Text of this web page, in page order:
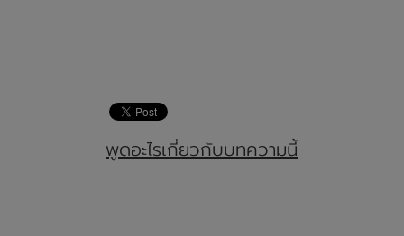
พูดอะไรเกี่ยวกับบทความนี้